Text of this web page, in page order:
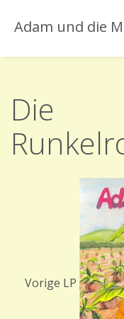
Adam und die
Die
Vorige LP